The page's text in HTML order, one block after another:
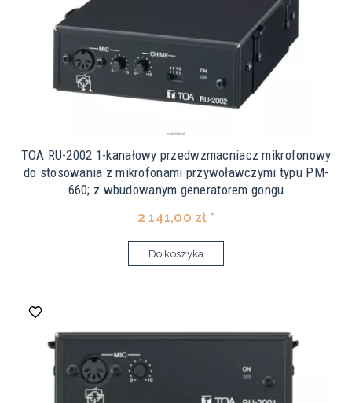
TOA RU-2002 1-kanałowy przedwzmacniacz mikrofonowy
do stosowania z mikrofonami przywoławczymi typu PM-
660; z wbudowanym generatorem gongu
2 141,00 zł *
Do koszyka